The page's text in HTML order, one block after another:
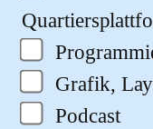
Grafik,
Podcast